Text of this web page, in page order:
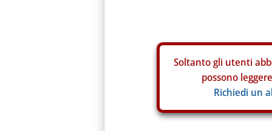
Soltanto gli utenti
possono
Richiedi un